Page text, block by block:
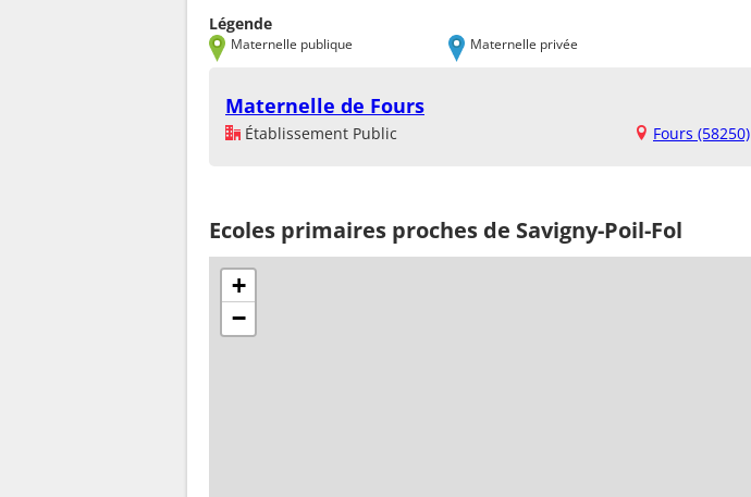
Légende
Maternelle publique Maternelle privée
Maternelle de Fours
Établissement Public Fours (58250)
Ecoles primaires proches de Savigny-Poil-Fol
+
−